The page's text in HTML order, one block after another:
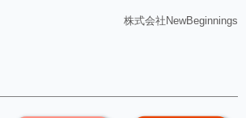
株式会社NewBeginnings